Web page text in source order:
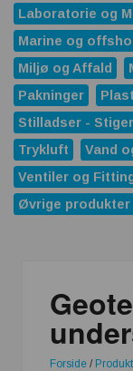
Laboratorie og
Marine og
Miljø og Affald
Pakninger
Stilladser -
Trykluft
Vand
Ventiler og
Øvrige produkter
Forside /